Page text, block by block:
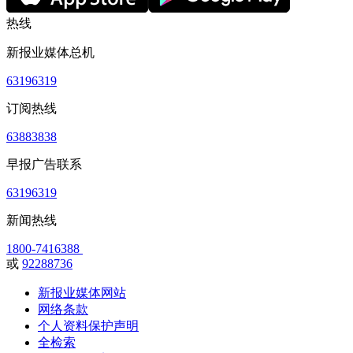
热线
新报业媒体总机
63196319
订阅热线
63883838
早报广告联系
63196319
新闻热线
1800-7416388
或 92288736
新报业媒体网站
网络条款
个人资料保护声明
全检索